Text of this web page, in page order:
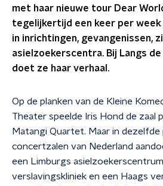
met haar nieuwe tour Dear
tegelijkertijd een keer per week
in inrichtingen, gevangenissen,
asielzoekerscentra. Bij Langs
doet ze haar verhaal.
Op de planken van de Kleine
Theater speelde Iris Hond de zaal
Matangi Quartet. Maar in
concertzalen van Nederland
een Limburgs
verslavingskliniek en een Haags